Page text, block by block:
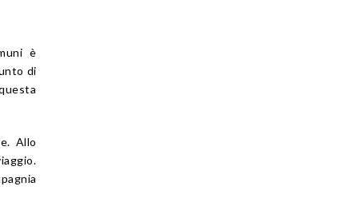
è
di
Allo